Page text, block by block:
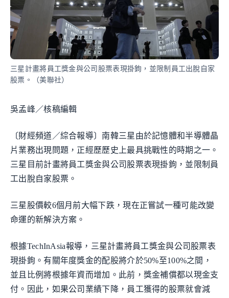
三星計畫將員工獎金與公司股票表現掛鉤，並限制員工出脫自家
股票。（美聯社）
吳孟峰／核稿編輯
〔財經頻道／綜合報導〕南韓三星由於記憶體和半導體晶
片業務出現問題，正經歷歷史上最具挑戰性的時期之一。
三星目前計畫將員工獎金與公司股票表現掛鉤，並限制員
工出脫自家股票。
三星股價較6個月前大幅下跌，現在正嘗試一種可能改變
命運的新解決方案。
根據TechInAsia報導，三星計畫將員工獎金與公司股票表
現掛鉤。有關年度獎金的配股將介於50%至100%之間，
並且比例將根據年資而增加。此前，獎金補償都以現金支
付。因此，如果公司業績下降，員工獲得的股票就會減